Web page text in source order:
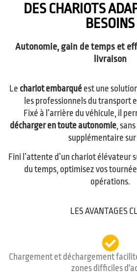
DES CHARIOTS
BESOINS
Autonomie, gain de temps et
livraison
Le chariot embarqué est une
les professionnels du transport
Fixé à l’arrière du véhicule, il
décharger en toute autonomie,
supplémentaire
Fini l’attente d’un chariot élévateur
du temps, optimisez vos
opérations.
LES AVANTAGES
Chargement et déchargement
zones difficiles